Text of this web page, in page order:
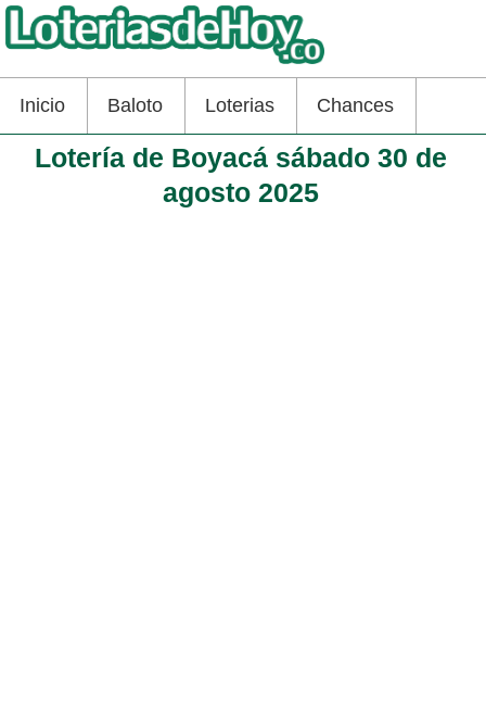
Inicio Baloto Loterias Chances
Lotería de Boyacá sábado 30 de
agosto 2025